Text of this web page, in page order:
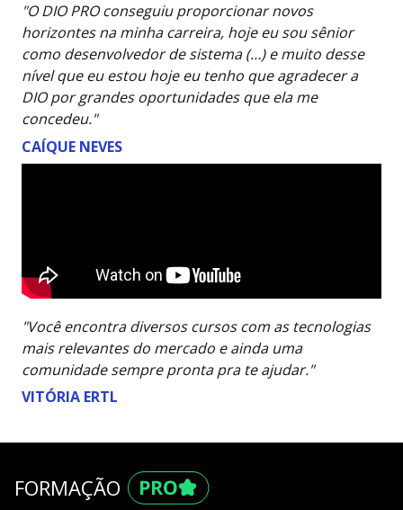
"O DIO PRO conseguiu proporcionar novos
horizontes na minha carreira, hoje eu sou sênior
como desenvolvedor de sistema (…) e muito desse
nível que eu estou hoje eu tenho que agradecer a
DIO por grandes oportunidades que ela me
concedeu."
CAÍQUE NEVES
"Você encontra diversos cursos com as tecnologias
mais relevantes do mercado e ainda uma
comunidade sempre pronta pra te ajudar."
VITÓRIA ERTL
FORMAÇÃO